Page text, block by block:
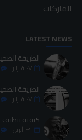
الماركات
LATEST NEWS
الطريقة
٠٧ فبراير
الطريقة
٠٧ فبراير
كيفية تنظيف
٣٠ أبريل